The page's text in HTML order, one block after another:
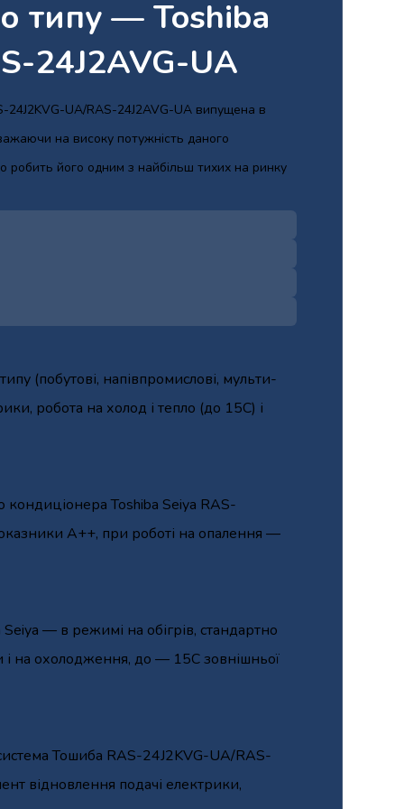
типу — Toshiba
24J2AVG-UA
24J2KVG-UA/RAS-24J2AVG-UA випущена в
на високу потужність даного
робить його одним з найбільш тихих на ринку
(побутові, напівпромислові, мульти-
робота на холод і тепло (до 15С) і
кондиціонера Toshiba Seiya RAS-
А++, при роботі на опалення —
— в режимі на обігрів, стандартно
на охолодження, до — 15С зовнішньої
Тошиба RAS-24J2KVG-UA/RAS-
відновлення подачі електрики,